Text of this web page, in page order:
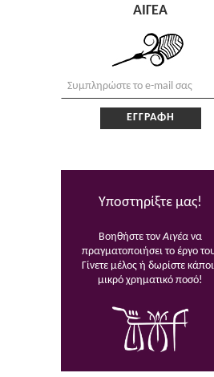
ΑΙΓΕΑ
Υποστηρίξτε μας!
Βοηθήστε τονΑιγέα να
πραγματοποιήσει το έργο
Γίνετε μέλος ή δωρίστε
μικρό χρηματικό ποσό!